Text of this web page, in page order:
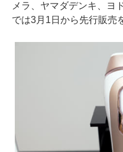
メラ、ヤマダデンキ、ヨ
では3月1日から先行販売